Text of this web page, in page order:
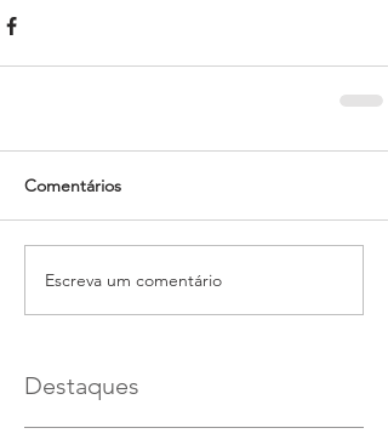
Comentários
Escreva um comentário
Destaques